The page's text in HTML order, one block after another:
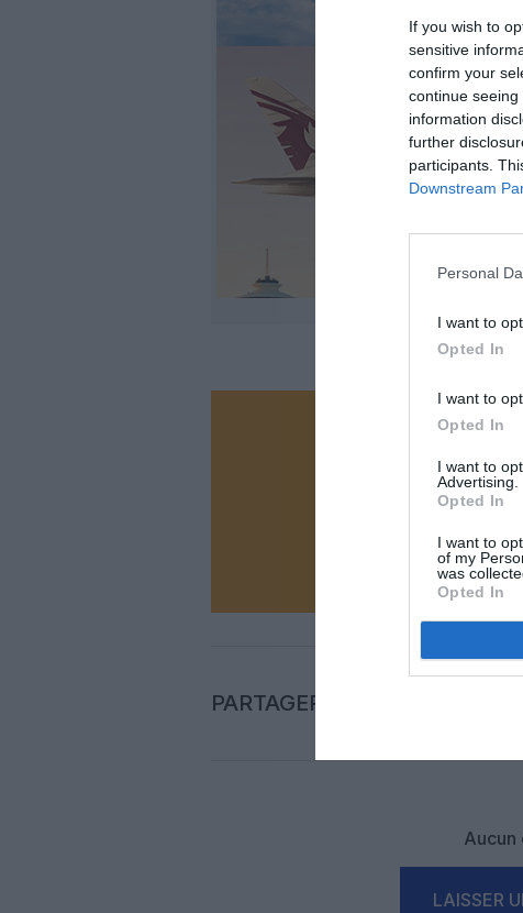
If you wish to
sensitive
confirm your
continue
information
further
participants.
Downstream
Personal
I want to
Opted In
I want to
Opted In
I want to
Advertising.
Opted In
I want to
of my
was
Opted In
Vous avez
Soutenez-
PARTAGER L'ARTICLE
Aucun
LAISSER